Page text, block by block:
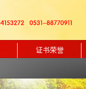
证书荣誉